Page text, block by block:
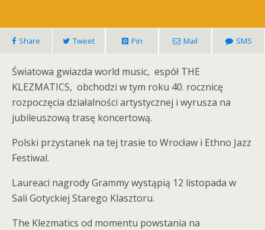
Share Tweet Pin Mail SMS
Światowa gwiazda world music, espół THE
KLEZMATICS, obchodzi w tym roku 40. rocznicę
rozpoczęcia działalności artystycznej i wyrusza na
jubileuszową trasę koncertową.
Polski przystanek na tej trasie to Wrocław i Ethno Jazz
Festiwal.
Laureaci nagrody Grammy wystąpią 12 listopada w
Sali Gotyckiej Starego Klasztoru.
The Klezmatics od momentu powstania na